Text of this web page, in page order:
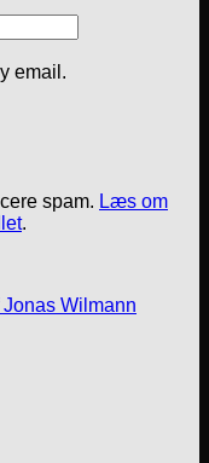
email.
spam. Læs om
.
Wilmann